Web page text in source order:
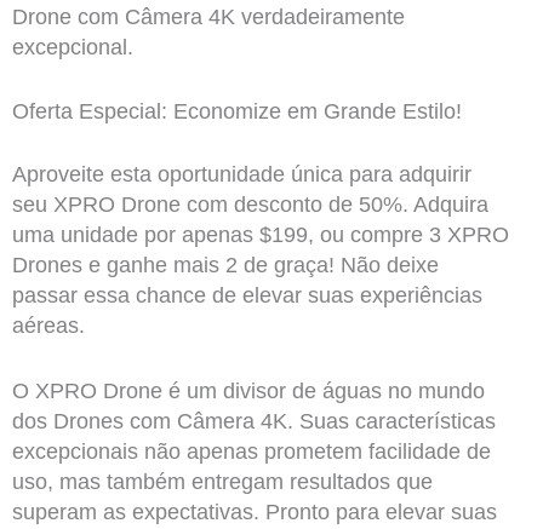
Drone com Câmera 4K verdadeiramente
excepcional.
Oferta Especial: Economize em Grande Estilo!
Aproveite esta oportunidade única para adquirir
seu XPRO Drone com desconto de 50%. Adquira
uma unidade por apenas $199, ou compre 3 XPRO
Drones e ganhe mais 2 de graça! Não deixe
passar essa chance de elevar suas experiências
aéreas.
O XPRO Drone é um divisor de águas no mundo
dos Drones com Câmera 4K. Suas características
excepcionais não apenas prometem facilidade de
uso, mas também entregam resultados que
superam as expectativas. Pronto para elevar suas